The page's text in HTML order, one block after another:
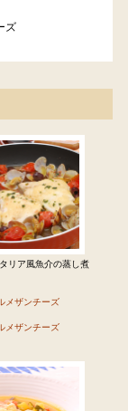
ズ
リア風魚介の蒸し煮
メザンチーズ
メザンチーズ